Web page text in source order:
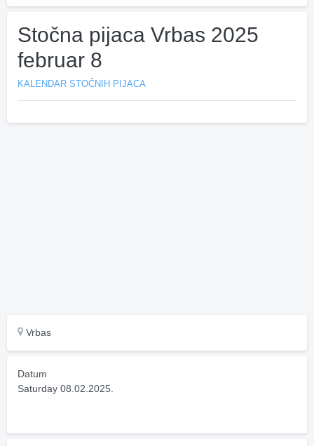
Stočna pijaca Vrbas 2025
februar 8
KALENDAR STOČNIH PIJACA
Vrbas
Datum
Saturday 08.02.2025.